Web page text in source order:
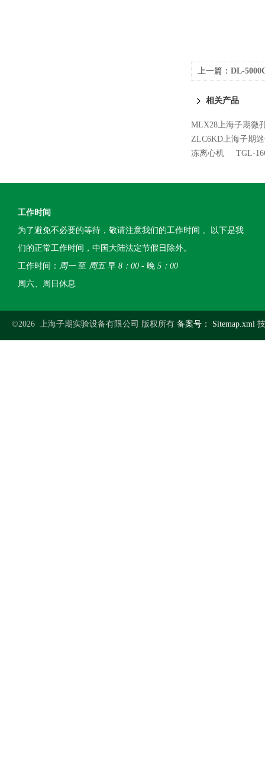
上一篇： DL-
相关产品
MLX28上海子期微
ZLC6KD上海子期
冻离心机
TGL-
工作时间
为了避免不必要的等待，敬请注意我们的工作时间 。以下是我
们的正常工作时间，中国大陆法定节假日除外。
工作时间： 周一至 周五早 8：00 - 晚 5：00
周六、周日休息
©2026 上海子期实验设备有限公司 版权所有 备案号： Sitemap.xml